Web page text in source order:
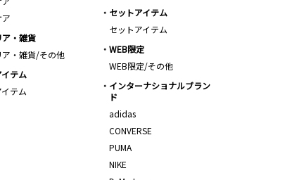
セットアイテム
セットアイテム
・雑貨
ア・雑貨/その他
WEB限定
WEB限定/その他
テム
テム
インターナショナルブラン
ド
adidas
CONVERSE
PUMA
NIKE